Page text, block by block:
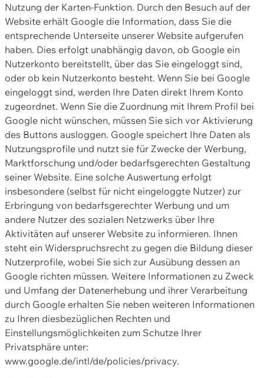
Nutzung der Karten-Funktion. Durch den Besuch auf der
Website erhält Google die Information, dass Sie die
entsprechende Unterseite unserer Website aufgerufen
haben. Dies erfolgt unabhängig davon, ob Google ein
Nutzerkonto bereitstellt, über das Sie eingeloggt sind,
oder ob kein Nutzerkonto besteht. Wenn Sie bei Google
eingeloggt sind, werden Ihre Daten direkt Ihrem Konto
zugeordnet. Wenn Sie die Zuordnung mit Ihrem Profil bei
Google nicht wünschen, müssen Sie sich vor Aktivierung
des Buttons ausloggen. Google speichert Ihre Daten als
Nutzungsprofile und nutzt sie für Zwecke der Werbung,
Marktforschung und/oder bedarfsgerechten Gestaltung
seiner Website. Eine solche Auswertung erfolgt
insbesondere (selbst für nicht eingeloggte Nutzer) zur
Erbringung von bedarfsgerechter Werbung und um
andere Nutzer des sozialen Netzwerks über Ihre
Aktivitäten auf unserer Website zu informieren. Ihnen
steht ein Widerspruchsrecht zu gegen die Bildung dieser
Nutzerprofile, wobei Sie sich zur Ausübung dessen an
Google richten müssen. Weitere Informationen zu Zweck
und Umfang der Datenerhebung und ihrer Verarbeitung
durch Google erhalten Sie neben weiteren Informationen
zu Ihren diesbezüglichen Rechten und
Einstellungsmöglichkeiten zum Schutze Ihrer
Privatsphäre unter:
www.google.de/intl/de/policies/privacy.